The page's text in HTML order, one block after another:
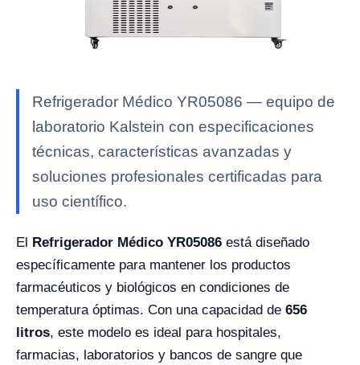
Refrigerador Médico YR05086 — equipo de
laboratorio Kalstein con especificaciones
técnicas, características avanzadas y
soluciones profesionales certificadas para
uso científico.
El Refrigerador Médico YR05086 está diseñado
específicamente para mantener los productos
farmacéuticos y biológicos en condiciones de
temperatura óptimas. Con una capacidad de 656
litros, este modelo es ideal para hospitales,
farmacias, laboratorios y bancos de sangre que